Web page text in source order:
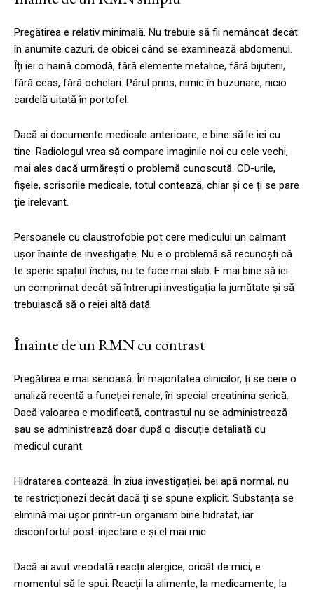
Pregătirea e relativ minimală. Nu trebuie să fii nemâncat decât
în anumite cazuri, de obicei când se examinează abdomenul.
Îți iei o haină comodă, fără elemente metalice, fără bijuterii,
fără ceas, fără ochelari. Părul prins, nimic în buzunare, nicio
cardelă uitată în portofel.
Dacă ai documente medicale anterioare, e bine să le iei cu
tine. Radiologul vrea să compare imaginile noi cu cele vechi,
mai ales dacă urmărești o problemă cunoscută. CD-urile,
fișele, scrisorile medicale, totul contează, chiar și ce ți se pare
ție irelevant.
Persoanele cu claustrofobie pot cere medicului un calmant
ușor înainte de investigație. Nu e o problemă să recunoști că
te sperie spațiul închis, nu te face mai slab. E mai bine să iei
un comprimat decât să întrerupi investigația la jumătate și să
trebuiască să o reiei altă dată.
Înainte de un RMN cu contrast
Pregătirea e mai serioasă. În majoritatea clinicilor, ți se cere o
analiză recentă a funcției renale, în special creatinina serică.
Dacă valoarea e modificată, contrastul nu se administrează
sau se administrează doar după o discuție detaliată cu
medicul curant.
Hidratarea contează. În ziua investigației, bei apă normal, nu
te restricționezi decât dacă ți se spune explicit. Substanța se
elimină mai ușor printr-un organism bine hidratat, iar
disconfortul post-injectare e și el mai mic.
Dacă ai avut vreodată reacții alergice, oricât de mici, e
momentul să le spui. Reacții la alimente, la medicamente, la